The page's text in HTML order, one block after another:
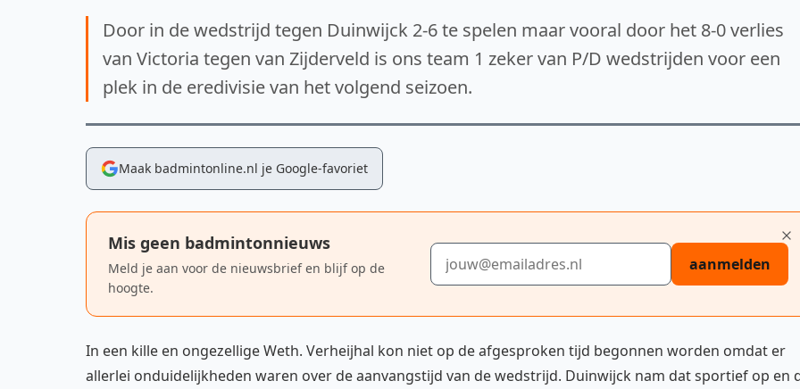
Door in de wedstrijd tegen Duinwijck 2-6 te spelen maar vooral door het 8-0 verlies
van Victoria tegen van Zijderveld is ons team 1 zeker van P/D wedstrijden voor een
plek in de eredivisie van het volgend seizoen.
Maak badmintonline.nl je Google-favoriet
Mis geen badmintonnieuws
Meld je aan voor de nieuwsbrief en blijf op de
hoogte.
E-mailadres
aanmelden
In een kille en ongezellige Weth. Verheijhal kon niet op de afgesproken tijd begonnen worden omdat er
allerlei onduidelijkheden waren over de aanvangstijd van de wedstrijd. Duinwijck nam dat sportief op en